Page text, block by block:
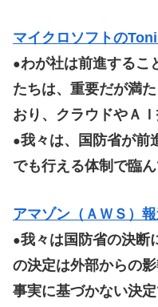
マイクロソフトの
●わが社は前進するこ
たちは、重要だが満
おり、クラウドやＡ
●我々は、国防省が前
でも行える体制で臨ん
アマゾン（ＡＷＳ）
●我々は国防省の決断
の決定は外部からの
事実に基づかない決